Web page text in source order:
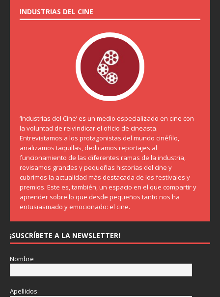
INDUSTRIAS DEL CINE
‘Industrias del Cine’ es un medio especializado en cine con
la voluntad de reivindicar el oficio de cineasta.
Entrevistamos a los protagonistas del mundo cinéfilo,
analizamos taquillas, dedicamos reportajes al
funcionamiento de las diferentes ramas de la industria,
revisamos grandes y pequeñas historias del cine y
cubrimos la actualidad más destacada de los festivales y
premios. Este es, también, un espacio en el que compartir y
aprender sobre lo que desde pequeños tanto nos ha
entusiasmado y emocionado: el cine.
¡SUSCRÍBETE A LA NEWSLETTER!
Nombre
Apellidos